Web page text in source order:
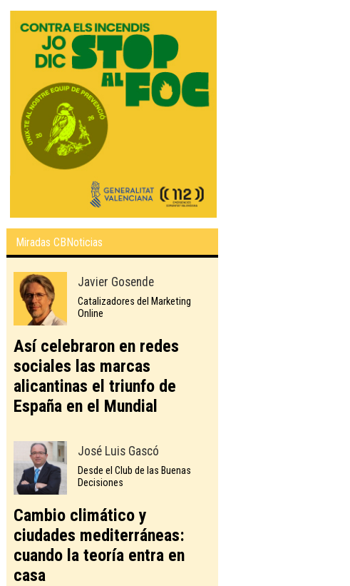
Miradas CBNoticias
Javier Gosende
Catalizadores del Marketing
Online
Así celebraron en redes
sociales las marcas
alicantinas el triunfo de
España en el Mundial
José Luis Gascó
Desde el Club de las Buenas
Decisiones
Cambio climático y
ciudades mediterráneas:
cuando la teoría entra en
casa